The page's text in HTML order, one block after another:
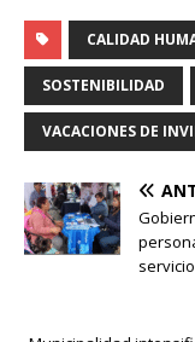
CALIDAD
SOSTENIBILIDAD
VACACIONES DE